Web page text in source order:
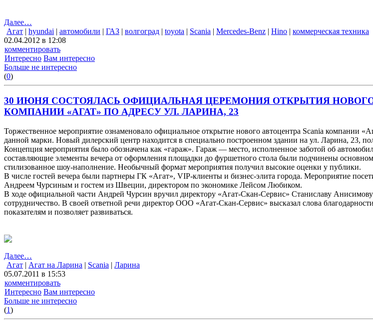
Далее…
Агат | hyundai | автомобили | ГАЗ | волгоград | toyota | Scania | Mercedes-Benz | Hino | коммерческая техника
02.04.2012 в 12:08
комментировать
Интересно Вам интересно
Больше не интересно
(0)
30 ИЮНЯ СОСТОЯЛАСЬ ОФИЦИАЛЬНАЯ ЦЕРЕМОНИЯ ОТКРЫТИЯ НОВОГО
КОМПАНИИ «АГАТ» ПО АДРЕСУ УЛ. ЛАРИНА, 23
Торжественное мероприятие ознаменовало официальное открытие нового автоцентра Scania компании
данной марки. Новый дилерский центр находится в специально построенном здании на ул. Ларина, 23,
Концепция мероприятия было обозначена как «гараж». Гараж — место, исполненное заботой об
составляющие элементы вечера от оформления площадки до фуршетного стола были подчинены
стилизованное шоу-наполнение. Необычный формат мероприятия получил высокие оценки у публики.
В числе гостей вечера были партнеры ГК «Агат», VIP-клиенты и бизнес-элита города. Мероприятие
Андреем Чурсиным и гостем из Швеции, директором по экономике Лейсом Любиком.
В ходе официальной части Андрей Чурсин вручил директору «Агат-Скан-Сервис» Станиславу
сотрудничество. В своей ответной речи директор ООО «Агат-Скан-Сервис» высказал слова
показателям и позволяет развиваться.
Далее…
Агат | Агат на Ларина | Scania | Ларина
05.07.2011 в 15:53
комментировать
Интересно Вам интересно
Больше не интересно
(1)